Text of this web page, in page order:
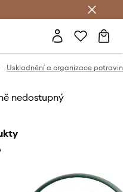
Uskladnění a organizace potravin
nedostupný